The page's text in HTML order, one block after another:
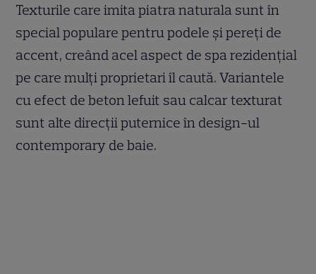
Texturile care imita piatra naturala sunt în
special populare pentru podele și pereți de
accent, creând acel aspect de spa rezidențial
pe care mulți proprietari îl caută. Variantele
cu efect de beton lefuit sau calcar texturat
sunt alte direcții puternice în design-ul
contemporary de baie.